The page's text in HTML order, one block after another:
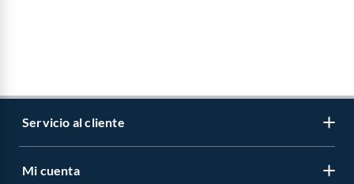
Servicio al cliente
Libro de reclamaciones
Mi cuenta